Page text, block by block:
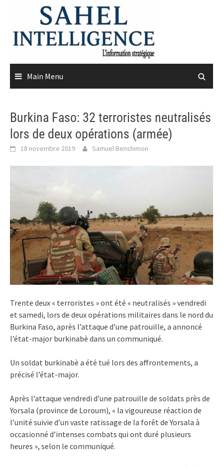
content
Main Menu
Burkina Faso: 32 terroristes neutralisés
lors de deux opérations (armée)
18 novembre 2019 Samuel Benshimon
Trente deux « terroristes » ont été « neutralisés » vendredi
et samedi, lors de deux opérations militaires dans le nord du
Burkina Faso, après l’attaque d’une patrouille, a annoncé
l’état-major burkinabè dans un communiqué.
Un soldat burkinabè a été tué lors des affrontements, a
précisé l’état-major.
Après l’attaque vendredi d’une patrouille de soldats près de
Yorsala (province de Loroum), « la vigoureuse réaction de
l’unité suivie d’un vaste ratissage de la forêt de Yorsala à
occasionné d’intenses combats qui ont duré plusieurs
heures », selon le communiqué.